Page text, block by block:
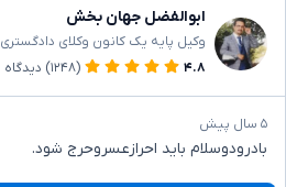
ابوالفضل جهان بخش
وکیل پایه یک کانون وکلای دادگستری
۴.۸
(۱۲۴۸) دیدگاه
۵ سال پیش
بادرودوسلام باید احرازعسروحرج شود.